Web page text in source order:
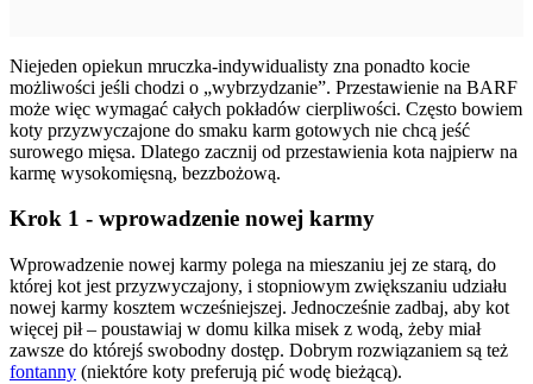
Niejeden opiekun mruczka-indywidualisty zna ponadto kocie
możliwości jeśli chodzi o „wybrzydzanie”. Przestawienie na BARF
może więc wymagać całych pokładów cierpliwości. Często bowiem
koty przyzwyczajone do smaku karm gotowych nie chcą jeść
surowego mięsa. Dlatego zacznij od przestawienia kota najpierw na
karmę wysokomięsną, bezzbożową.
Krok 1 - wprowadzenie nowej karmy
Wprowadzenie nowej karmy polega na mieszaniu jej ze starą, do
której kot jest przyzwyczajony, i stopniowym zwiększaniu udziału
nowej karmy kosztem wcześniejszej. Jednocześnie zadbaj, aby kot
więcej pił – poustawiaj w domu kilka misek z wodą, żeby miał
zawsze do którejś swobodny dostęp. Dobrym rozwiązaniem są też
fontanny (niektóre koty preferują pić wodę bieżącą).